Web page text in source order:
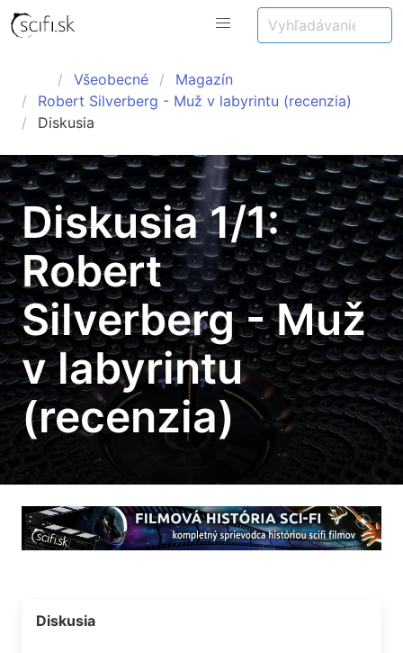
Všeobecné
Magazín
Robert Silverberg - Muž v labyrintu (recenzia)
Diskusia
Diskusia 1/1:
Robert
Silverberg - Muž
v labyrintu
(recenzia)
Diskusia